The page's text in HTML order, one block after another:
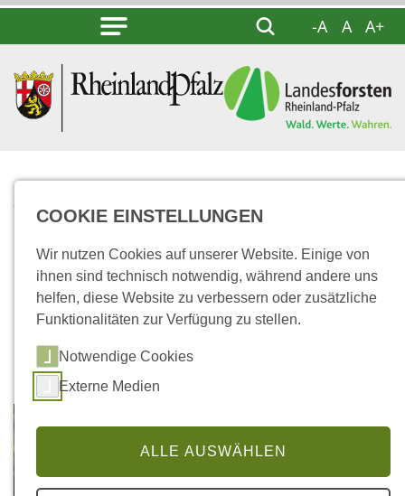
-A A A+
STARTSEITE
FORSTWIRTINNEN UND
FORSTWIRTE
Forstwirtinnen und
Forstwirte
COOKIE EINSTELLUNGEN
Wir nutzen Cookies auf unserer Website. Einige von
ihnen sind technisch notwendig, während andere uns
helfen, diese Website zu verbessern oder zusätzliche
Funktionalitäten zur Verfügung zu stellen.
Notwendige Cookies
Externe Medien
ALLE AUSWÄHLEN